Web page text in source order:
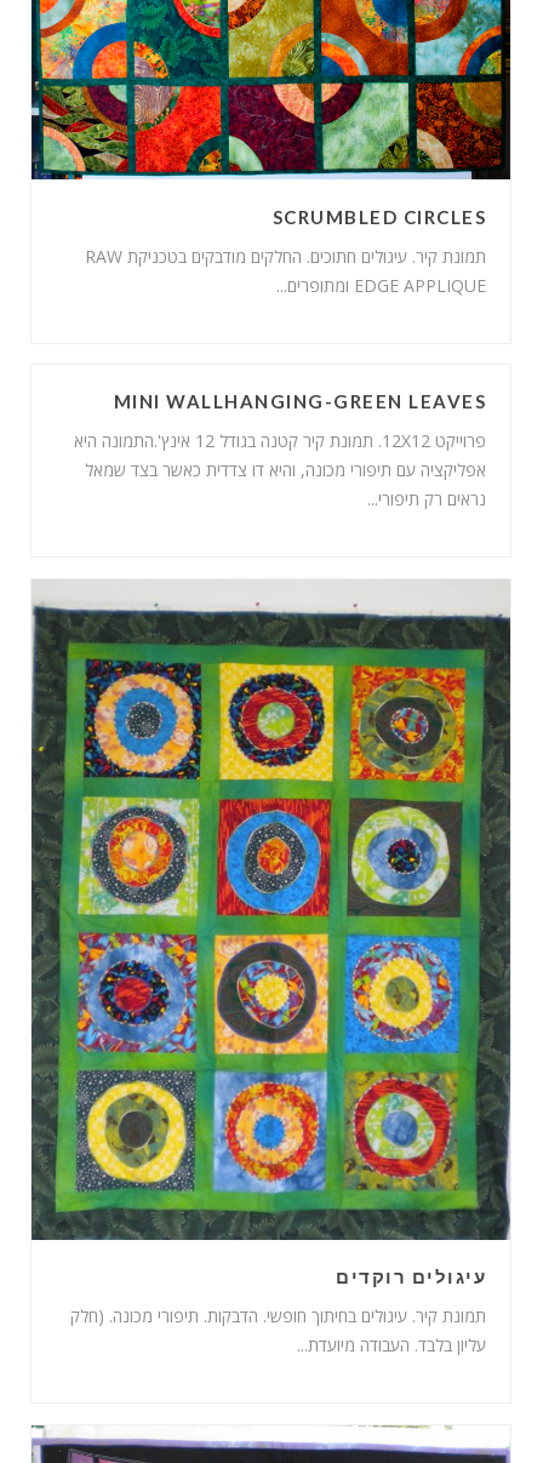
SCRUMBLED CIRCLES
תמונת קיר. עיגולים חתוכים. החלקים מודבקים בטכניקת RAW
EDGE APPLIQUE ומתופרים...
MINI WALLHANGING-GREEN LEAVES
פרוייקט 12X12. תמונת קיר קטנה בגודל 12 אינץ'.התמונה היא
אפליקציה עם תיפורי מכונה, והיא דו צדדית כאשר בצד שמאל
נראים רק תיפורי...
עיגולים רוקדים
תמונת קיר. עיגולים בחיתוך חופשי. הדבקות. תיפורי מכונה. (חלק
עליון בלבד. העבודה מיועדת...